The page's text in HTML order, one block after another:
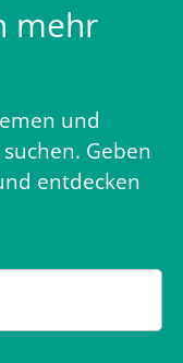
mehr
und
Geben
entdecken